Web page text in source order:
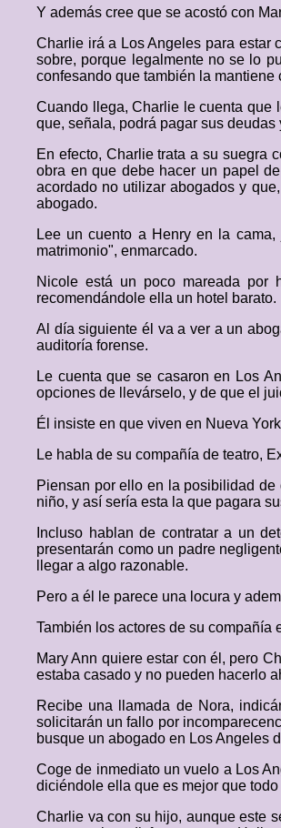
Y además cree que se acostó con
Charlie irá a Los Angeles para estar
sobre, porque legalmente no se lo
confesando que también la mantiene
Cuando llega, Charlie le cuenta que
que, señala, podrá pagar sus deudas
En efecto, Charlie trata a su suegra
obra en que debe hacer un papel
acordado no utilizar abogados y
abogado.
Lee un cuento a Henry en la
matrimonio", enmarcado.
Nicole está un poco mareada por
recomendándole ella un hotel barato.
Al día siguiente él va a ver a un
auditoría forense.
Le cuenta que se casaron en Los
opciones de llevárselo, y de que el
Él insiste en que viven en Nueva
Le habla de su compañía de teatro,
Piensan por ello en la posibilidad
niño, y así sería esta la que pagara
Incluso hablan de contratar a un
presentarán como un padre
llegar a algo razonable.
Pero a él le parece una locura y
También los actores de su compañía
Mary Ann quiere estar con él, pero
estaba casado y no pueden hacerlo
Recibe una llamada de Nora,
solicitarán un fallo por
busque un abogado en Los Angeles
Coge de inmediato un vuelo a Los
diciéndole ella que es mejor que
Charlie va con su hijo, aunque este